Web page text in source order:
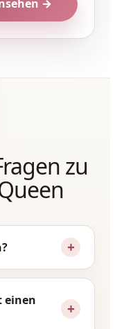
→
zu
einen